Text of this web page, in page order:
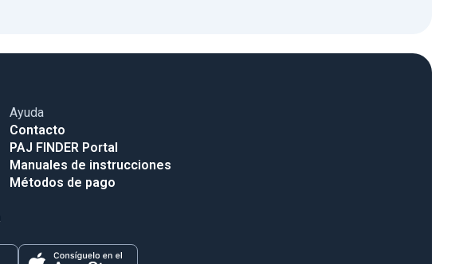
Ayuda
Contacto
PAJ FINDER Portal
Manuales de instrucciones
Métodos de pago